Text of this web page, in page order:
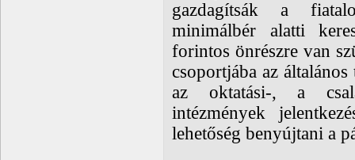
gazdagítsák a
minimálbér alatti
forintos önrészre van
csoportjába az
az oktatási-, a
intézmények
lehetőség benyújtani a